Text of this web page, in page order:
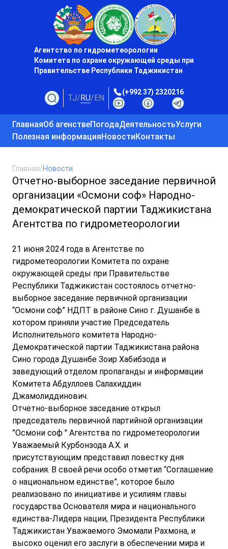
Агентство по гидрометеорологии
Комитета по охране окружающей среды при
Правительстве Республики Таджикистан
TJ/RU/EN
(+992 37) 2320216
ГлавнаяОб агенствеПогодаДеятельностьУслуги
Полезная информацияНовостиКонтакты
Главная/Новости
Отчетно-выборное заседание первичной
организации «Осмони соф» Народно-
демократической партии Таджикистана
Агентства по гидрометеорологии
21 июня 2024 года в Агентстве по
гидрометеорологии Комитета по охране
окружающей среды при Правительстве
Республики Таджикистан состоялось отчетно-
выборное заседание первичной организации
“Осмони соф” НДПТ в районе Сино г. Душанбе в
котором приняли участие Председатель
Исполнительного комитета Народно-
Демократической партии Таджикистана района
Сино города Душанбе Зоир Хабибзода и
заведующий отделом пропаганды и информации
Комитета Абдуллоев Салахиддин
Джамолиддинович.
Отчетно-выборное заседание открыл
председатель первичной партийной организации
”Осмони соф " Агентства по гидрометеорологии
Уважаемый Курбонзода А.Х. и
присутствующим представил повестку дня
собрания. В своей речи особо отметил “Соглашение
о национальном единстве”, которое было
реализовано по инициативе и усилиям главы
государства Основателя мира и национального
единства-Лидера нации, Президента Республики
Таджикистан Уважаемого Эмомали Рахмона, и
высоко оценил его заслуги в обеспечении мира и